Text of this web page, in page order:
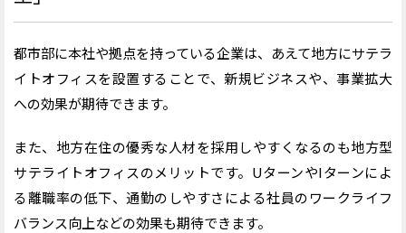
都市部に本社や拠点を持っている企業は、あえて地方にサテラ
イトオフィスを設置することで、新規ビジネスや、事業拡大
への効果が期待できます。
また、地方在住の優秀な人材を採用しやすくなるのも地方型
サテライトオフィスのメリットです。UターンやIターンによ
る離職率の低下、通勤のしやすさによる社員のワークライフ
バランス向上などの効果も期待できます。